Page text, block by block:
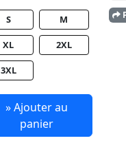
S M
XL 2XL
3XL
» Ajouter au
panier